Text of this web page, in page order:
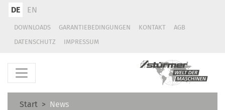
DE EN
DOWNLOADS GARANTIEBEDINGUNGEN KONTAKT
AGB
DATENSCHUTZ
IMPRESSUM
Start News